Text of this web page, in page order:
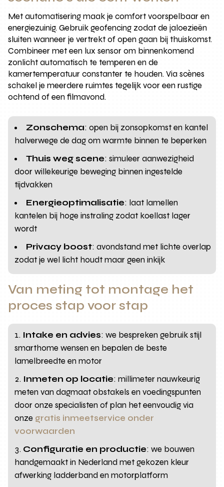
Met automatisering maak je comfort voorspelbaar en
energiezuinig. Gebruik geofencing zodat de jaloezieën
sluiten wanneer je vertrekt of open gaan bij thuiskomst.
Combineer met een lux sensor om binnenkomend
zonlicht automatisch te temperen en de
kamertemperatuur constanter te houden. Via scènes
schakel je meerdere ruimtes tegelijk voor een rustige
ochtend of een filmavond.
Zonschema: open bij zonsopkomst en kantel
halverwege de dag om warmte binnen te beperken
Thuis weg scene: simuleer aanwezigheid
door willekeurige beweging binnen ingestelde
tijdvakken
Energieoptimalisatie: laat lamellen
kantelen bij hoge instraling zodat koellast lager
wordt
Privacy boost: avondstand met lichte overlap
zodat je wel licht houdt maar geen inkijk
Van meting tot montage het
proces stap voor stap
Intake en advies: we bespreken gebruik stijl
smarthome wensen en bepalen de beste
lamelbreedte en motor
Inmeten op locatie: millimeter nauwkeurig
meten van dagmaat obstakels en voedingspunten
door onze specialisten of plan het eenvoudig via
onze gratis inmeetservice onder
voorwaarden
Configuratie en productie: we bouwen
handgemaakt in Nederland met gekozen kleur
afwerking ladderband en motorplatform